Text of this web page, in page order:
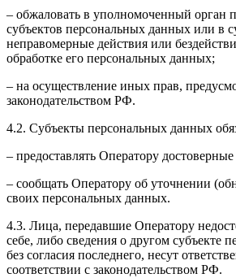
– обжаловать в уполномоченный орган
субъектов персональных данных или в
неправомерные действия или
обработке его персональных данных;
– на осуществление иных прав,
законодательством РФ.
4.2. Субъекты персональных данных
– предоставлять Оператору
– сообщать Оператору об уточнении
своих персональных данных.
4.3. Лица, передавшие Оператору
себе, либо сведения о другом субъекте
без согласия последнего, несут
соответствии с законодательством РФ.